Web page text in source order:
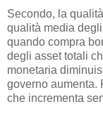
Secondo, la
qualità media
quando compra
degli asset totali
monetaria
governo aumenta.
che incrementa